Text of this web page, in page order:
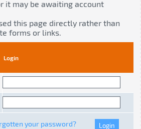
it may be awaiting account
this page directly rather than
forms or links.
Login
your password?